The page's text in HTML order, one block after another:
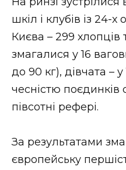
НОВИНИ
ФОТО
ВІДЕО
шкіл і клубів із 24-х
Києва – 299 хлопців
змагалися у 16
до 90 кг), дівчата –
чесністю
півсотні рефері.
За результатами
європейську